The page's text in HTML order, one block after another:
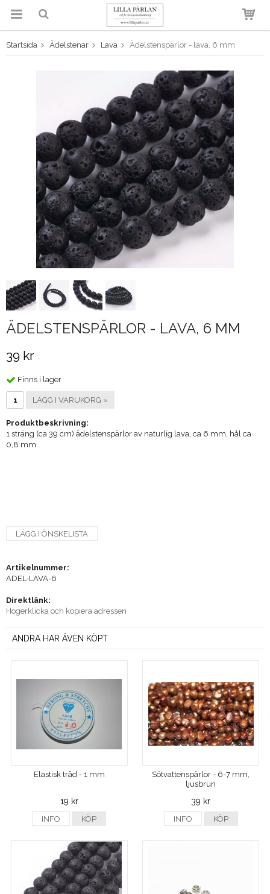
Produkten har blivit tillagd i
varukorgen
Startsida Ädelstenar Lava Ädelstenspärlor - lava, 6 mm
ÄDELSTENSPÄRLOR - LAVA, 6 MM
39 kr
Finns i lager
LÄGG I VARUKORG »
Produktbeskrivning:
1 sträng (ca 39 cm) ädelstenspärlor av naturlig lava, ca 6 mm, hål ca
0,8 mm
LÄGG I ÖNSKELISTA
Artikelnummer:
ADEL-LAVA-6
Direktlänk:
Högerklicka och kopiera adressen
ANDRA HAR ÄVEN KÖPT
Elastisk tråd - 1 mm
19 kr
INFO KÖP
Sötvattenspärlor - 6-7 mm,
ljusbrun
39 kr
INFO KÖP